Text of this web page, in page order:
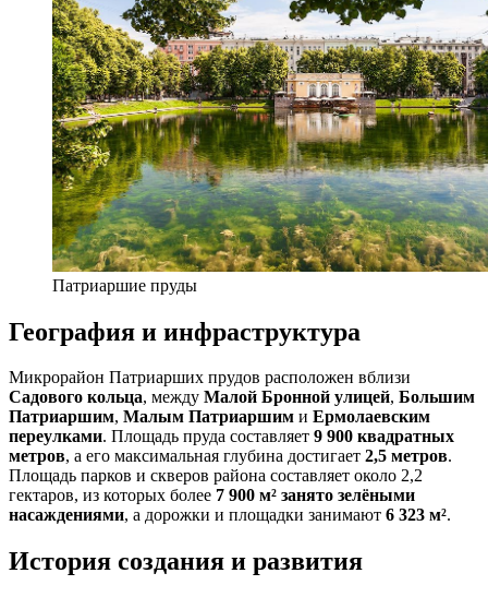
Патриаршие пруды
География и инфраструктура
Микрорайон Патриарших прудов расположен вблизи
Садового кольца, между Малой Бронной улицей, Большим
Патриаршим, Малым Патриаршим и Ермолаевским
переулками. Площадь пруда составляет 9 900 квадратных
метров, а его максимальная глубина достигает 2,5 метров.
Площадь парков и скверов района составляет около 2,2
гектаров, из которых более 7 900 м² занято зелёными
насаждениями, а дорожки и площадки занимают 6 323 м².
История создания и развития